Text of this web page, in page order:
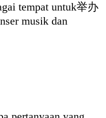
tempat untuk举办
musik dan